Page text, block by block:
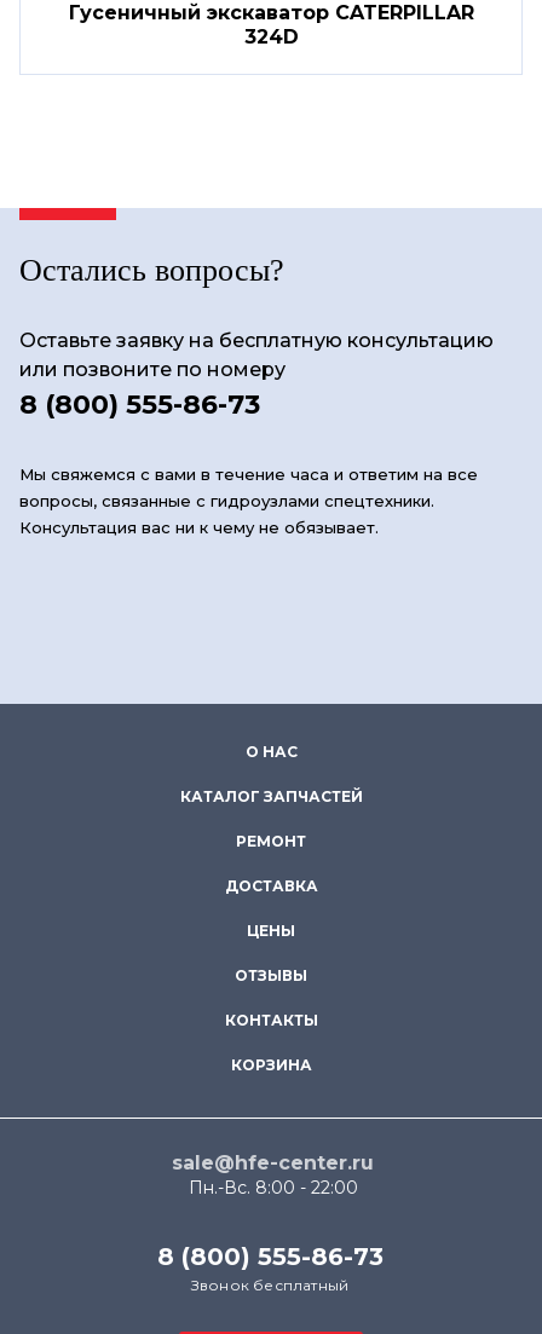
Гусеничный экскаватор CATERPILLAR
324D
Остались вопросы?
Оставьте заявку на бесплатную консультацию
или позвоните по номеру
8 (800) 555-86-73
Мы свяжемся с вами в течение часа и ответим на все
вопросы, связанные с гидроузлами спецтехники.
Консультация вас ни к чему не обязывает.
О НАС
КАТАЛОГ ЗАПЧАСТЕЙ
РЕМОНТ
ДОСТАВКА
ЦЕНЫ
ОТЗЫВЫ
КОНТАКТЫ
КОРЗИНА
sale@hfe-center.ru
Пн.-Вс. 8:00 - 22:00
8 (800) 555-86-73
Звонок бесплатный